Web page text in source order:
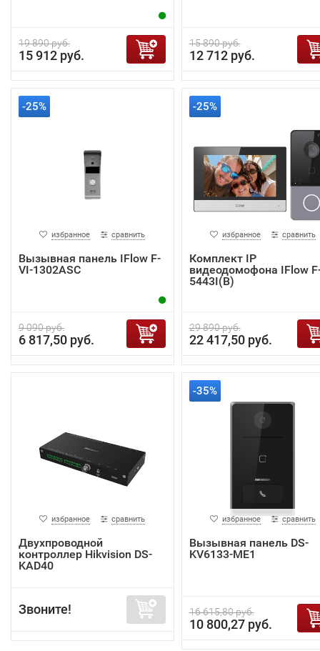
19 890 руб.
15 912 руб.
15 890 руб.
12 712 руб.
-25%
избранное сравнить
Вызывная панель IFlow F-
VI-1302ASC
9 090 руб.
6 817,50 руб.
-25%
избранное сравнить
Комплект IP
видеодомофона IFlow
5443I(B)
29 890 руб.
22 417,50 руб.
избранное сравнить
Двухпроводной
контроллер Hikvision DS-
KAD40
Звоните!
-35%
избранное сравнить
Вызывная панель DS-
KV6133-ME1
16 615,80 руб.
10 800,27 руб.